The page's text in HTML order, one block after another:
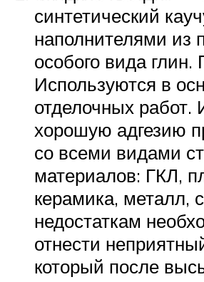
синтетический
наполнителями из
особого вида
Используются в
отделочных
хорошую адгезию
со всеми видами
материалов: ГКЛ,
керамика, металл,
недостаткам
отнести
который после